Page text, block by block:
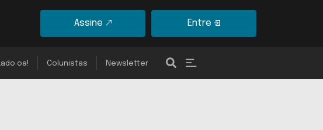
Assine Entre
Lado oa! Colunistas Newsletter